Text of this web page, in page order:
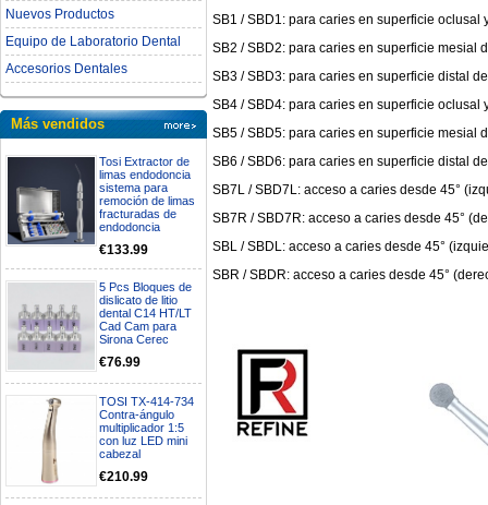
Nuevos Productos
Equipo de Laboratorio Dental
Accesorios Dentales
Más vendidos
Tosi Extractor de
limas endodoncia
sistema para
remoción de limas
fracturadas de
endodoncia
€133.99
5 Pcs Bloques de
dislicato de litio
dental C14 HT/LT
Cad Cam para
Sirona Cerec
€76.99
TOSI TX-414-734
Contra-ángulo
multiplicador 1:5
con luz LED mini
cabezal
€210.99
SB1 / SBD1: para caries en superficie oclusal
SB2 / SBD2: para caries en superficie mesial
SB3 / SBD3: para caries en superficie distal
SB4 / SBD4: para caries en superficie oclusal
SB5 / SBD5: para caries en superficie mesial
SB6 / SBD6: para caries en superficie distal
SB7L / SBD7L: acceso a caries desde 45°
SB7R / SBD7R: acceso a caries desde 45°
SBL / SBDL: acceso a caries desde 45°
SBR / SBDR: acceso a caries desde 45°